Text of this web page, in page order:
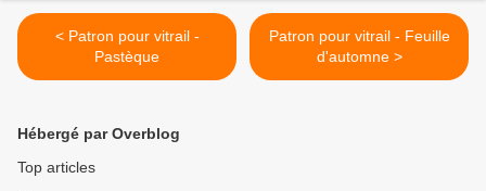
< Patron pour vitrail -
Pastèque
Patron pour vitrail - Feuille
d'automne >
Hébergé par Overblog
Top articles